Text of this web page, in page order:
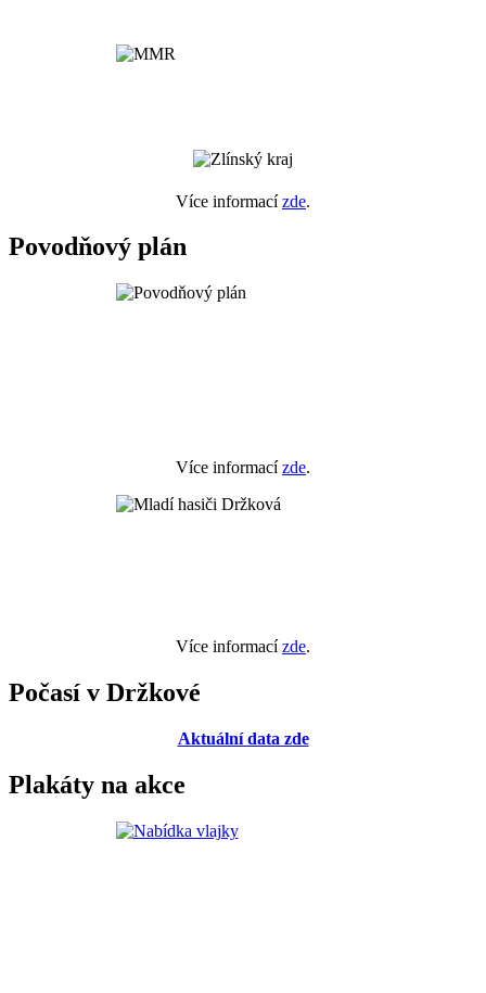
Více informacízde.
Povodňový plán
Více informacízde.
Více informacízde.
Počasí v Držkové
Aktuální data zde
Plakáty na akce